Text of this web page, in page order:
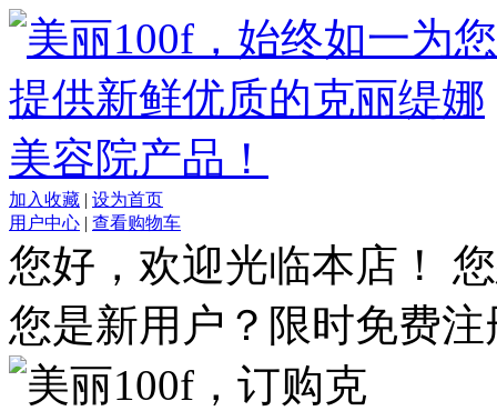
加入收藏 | 设为首页
用户中心 | 查看购物车
您好，欢迎光临本店！
您是新用户？限时免费注